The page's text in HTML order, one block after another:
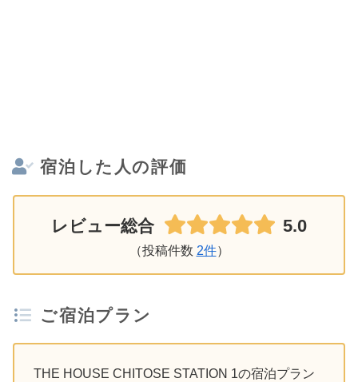
宿泊した人の評価
レビュー総合 5.0
（投稿件数 2件）
ご宿泊プラン
THE HOUSE CHITOSE STATION 1の宿泊プラン